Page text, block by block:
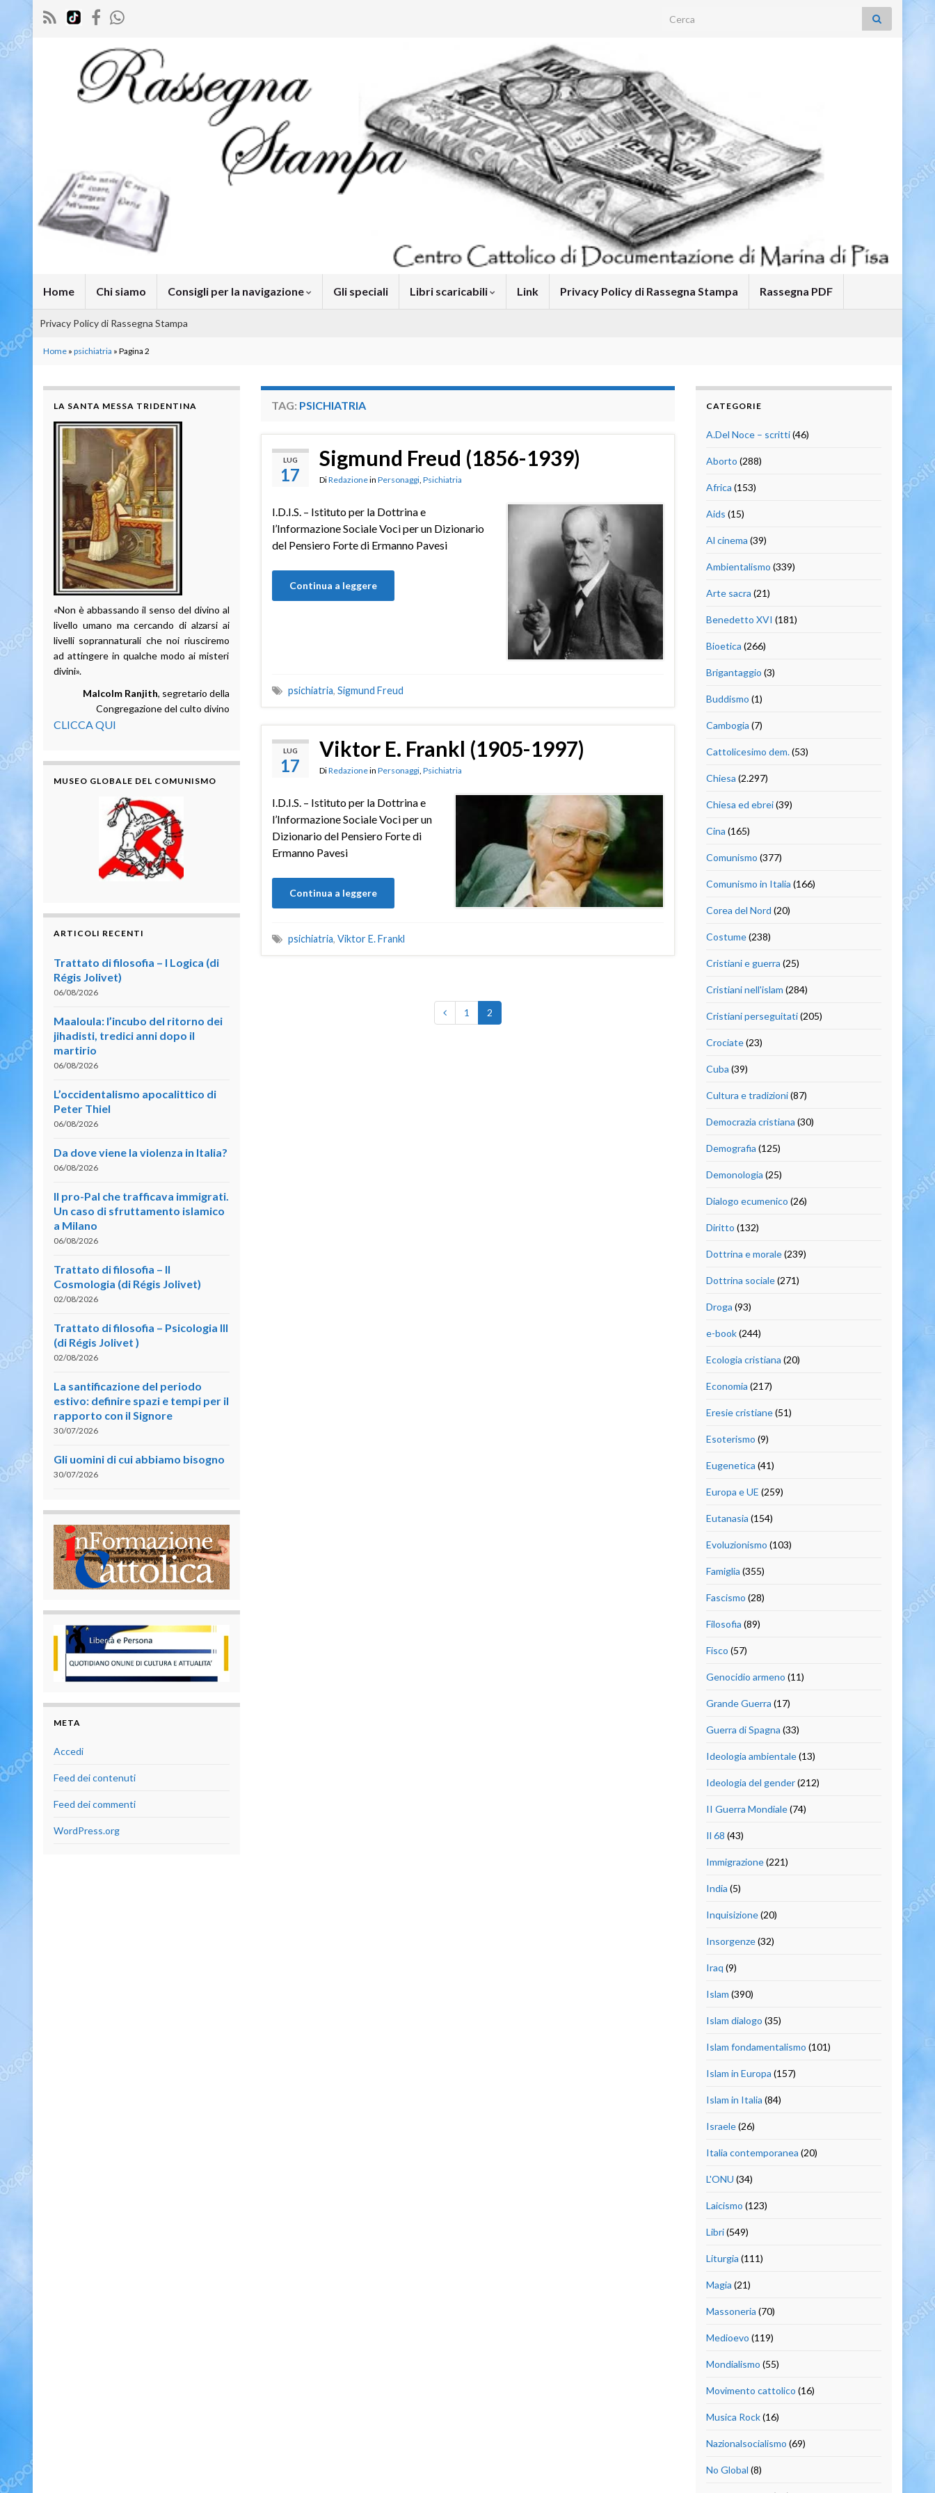
Search for:
Home Chi siamo Consigli per la navigazione Gli speciali Libri scaricabili Link Privacy Policy di Rassegna Stampa Rassegna PDF
Privacy Policy di Rassegna Stampa
Home » psichiatria » Pagina 2
TAG: PSICHIATRIA
LUG
17
Sigmund Freud (1856-1939)
DiRedazionein Personaggi, Psichiatria
I.D.I.S. – Istituto per la Dottrina e
l’Informazione Sociale Voci per un Dizionario
del Pensiero Forte di Ermanno Pavesi
Continua a leggere
psichiatria, Sigmund Freud
LUG
17
Viktor E. Frankl (1905-1997)
DiRedazionein Personaggi, Psichiatria
I.D.I.S. – Istituto per la Dottrina e
l’Informazione Sociale Voci per un
Dizionario del Pensiero Forte di
Ermanno Pavesi
Continua a leggere
psichiatria, Viktor E. Frankl
1 2
LA SANTA MESSA TRIDENTINA
«Non è abbassando il senso del divino al
livello umano ma cercando di alzarsi ai
livelli soprannaturali che noi riusciremo
ad attingere in qualche modo ai misteri
divini».
Malcolm Ranjith, segretario della
Congregazione del culto divino
CLICCA QUI
MUSEO GLOBALE DEL COMUNISMO
ARTICOLI RECENTI
Trattato di filosofia – I Logica (di
Régis Jolivet)
06/08/2026
Maaloula: l’incubo del ritorno dei
jihadisti, tredici anni dopo il
martirio
06/08/2026
L’occidentalismo apocalittico di
Peter Thiel
06/08/2026
Da dove viene la violenza in Italia?
06/08/2026
Il pro-Pal che trafficava immigrati.
Un caso di sfruttamento islamico
a Milano
06/08/2026
Trattato di filosofia – II
Cosmologia (di Régis Jolivet)
02/08/2026
Trattato di filosofia – Psicologia III
(di Régis Jolivet )
02/08/2026
La santificazione del periodo
estivo: definire spazi e tempi per il
rapporto con il Signore
30/07/2026
Gli uomini di cui abbiamo bisogno
30/07/2026
META
Accedi
Feed dei contenuti
Feed dei commenti
WordPress.org
CATEGORIE
A.Del Noce – scritti(46)
Aborto (288)
Africa (153)
Aids (15)
Al cinema (39)
Ambientalismo (339)
Arte sacra (21)
Benedetto XVI (181)
Bioetica (266)
Brigantaggio (3)
Buddismo (1)
Cambogia (7)
Cattolicesimo dem.(53)
Chiesa (2.297)
Chiesa ed ebrei(39)
Cina (165)
Comunismo (377)
Comunismo in Italia (166)
Corea del Nord (20)
Costume(238)
Cristiani e guerra (25)
Cristiani nell'islam (284)
Cristiani perseguitati(205)
Crociate(23)
Cuba (39)
Cultura e tradizioni(87)
Democrazia cristiana (30)
Demografia (125)
Demonologia (25)
Dialogo ecumenico (26)
Diritto (132)
Dottrina e morale(239)
Dottrina sociale(271)
Droga (93)
e-book(244)
Ecologia cristiana (20)
Economia (217)
Eresie cristiane(51)
Esoterismo (9)
Eugenetica (41)
Europa e UE (259)
Eutanasia (154)
Evoluzionismo (103)
Famiglia (355)
Fascismo (28)
Filosofia (89)
Fisco (57)
Genocidio armeno (11)
Grande Guerra (17)
Guerra di Spagna (33)
Ideologia ambientale(13)
Ideologia del gender(212)
II Guerra Mondiale(74)
Il 68 (43)
Immigrazione(221)
India (5)
Inquisizione(20)
Insorgenze(32)
Iraq (9)
Islam (390)
Islam dialogo (35)
Islam fondamentalismo (101)
Islam in Europa (157)
Islam in Italia (84)
Israele(26)
Italia contemporanea (20)
L'ONU (34)
Laicismo (123)
Libri(549)
Liturgia (111)
Magia (21)
Massoneria (70)
Medioevo (119)
Mondialismo (55)
Movimento cattolico (16)
Musica Rock(16)
Nazionalsocialismo (69)
No Global (8)